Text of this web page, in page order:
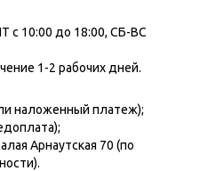
с 10:00 до 18:00, СБ-ВС
1-2 рабочих дней.
наложенный платеж);
Арнаутская 70 (по